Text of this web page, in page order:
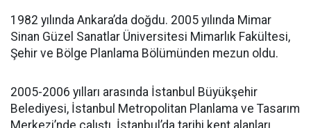
1982 yılında Ankara’da doğdu. 2005 yılında Mimar
Sinan Güzel Sanatlar Üniversitesi Mimarlık Fakültesi,
Şehir ve Bölge Planlama Bölümünden mezun oldu.
2005-2006 yılları arasında İstanbul Büyükşehir
Belediyesi, İstanbul Metropolitan Planlama ve Tasarım